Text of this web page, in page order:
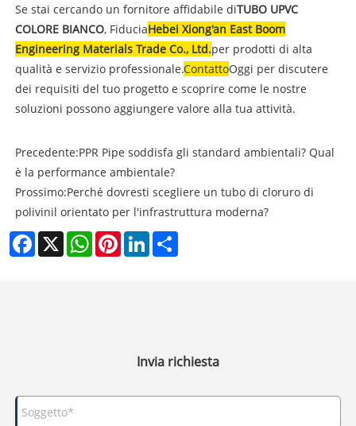
Se stai cercando un fornitore affidabile diTUBO UPVC
COLORE BIANCO, FiduciaHebei Xiong'an East Boom
Engineering Materials Trade Co., Ltd.per prodotti di alta
qualità e servizio professionale.ContattoOggi per discutere
dei requisiti del tuo progetto e scoprire come le nostre
soluzioni possono aggiungere valore alla tua attività.
Precedente:PPR Pipe soddisfa gli standard ambientali? Qual
è la performance ambientale?
Prossimo:Perché dovresti scegliere un tubo di cloruro di
polivinil orientato per l'infrastruttura moderna?
Facebook
X WhatsAppPinterestLinkedIn
Invia richiesta